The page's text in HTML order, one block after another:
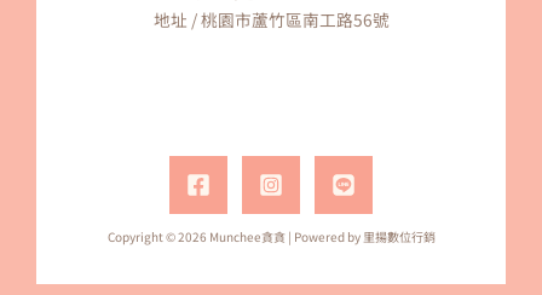
地址 / 桃園市蘆竹區南工路56號
Copyright © 2026 Munchee貪貪 | Powered by 里揚數位行銷